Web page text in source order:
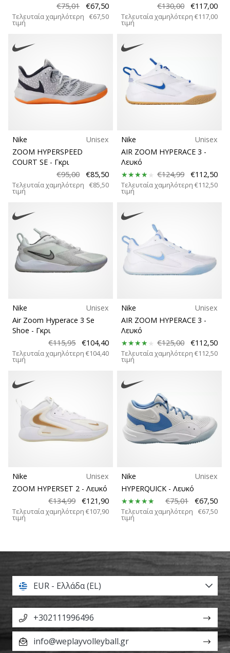
€75,01
€67,50
Τελευταία χαμηλότερη
τιμή
€67,50
€130,00
€117,00
Τελευταία χαμηλότερη
τιμή
€117,00
Nike
Unisex
ZOOM HYPERSPEED
COURT SE - Γκρι
€95,00
€85,50
Τελευταία χαμηλότερη
τιμή
€85,50
Nike
Unisex
AIR ZOOM HYPERACE 3 -
Λευκό
€124,99
€112,50
Τελευταία χαμηλότερη
τιμή
€112,50
Nike
Unisex
Air Zoom Hyperace 3 Se
Shoe - Γκρι
€115,95
€104,40
Τελευταία χαμηλότερη
τιμή
€104,40
Nike
Unisex
AIR ZOOM HYPERACE 3 -
Λευκό
€125,00
€112,50
Τελευταία χαμηλότερη
τιμή
€112,50
Nike
Unisex
ZOOM HYPERSET 2 - Λευκό
€134,99
€121,90
Τελευταία χαμηλότερη
τιμή
€107,90
Nike
Unisex
HYPERQUICK - Λευκό
€75,01
€67,50
Τελευταία χαμηλότερη
τιμή
€67,50
EUR - Ελλάδα (EL)
+302111996496
info@weplayvolleyball.gr